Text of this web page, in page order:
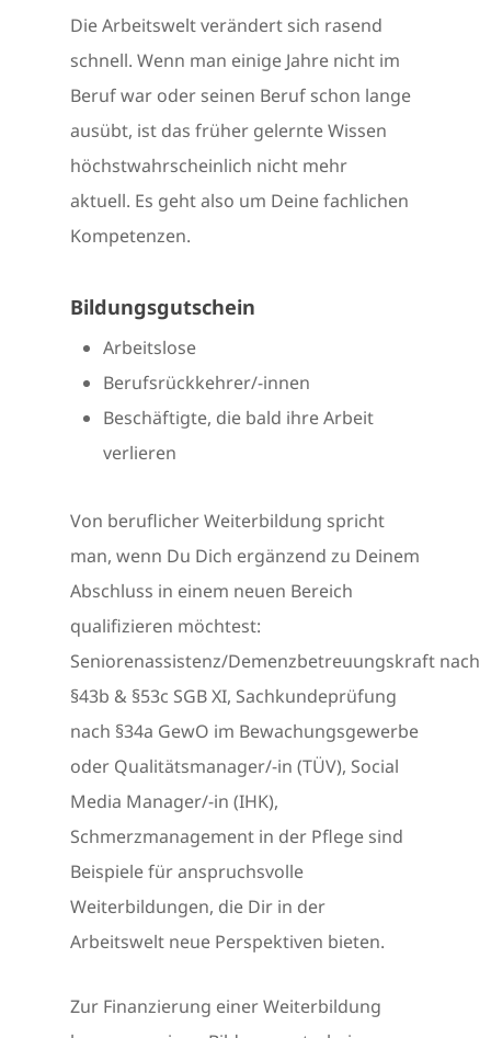
Die Arbeitswelt verändert sich rasend
schnell. Wenn man einige Jahre nicht im
Beruf war oder seinen Beruf schon lange
ausübt, ist das früher gelernte Wissen
höchstwahrscheinlich nicht mehr
aktuell. Es geht also um Deine fachlichen
Kompetenzen.
Bildungsgutschein
Arbeitslose
Berufsrückkehrer/-innen
Beschäftigte, die bald ihre Arbeit
verlieren
Von beruflicher Weiterbildung spricht
man, wenn Du Dich ergänzend zu Deinem
Abschluss in einem neuen Bereich
qualifizieren möchtest:
Seniorenassistenz/Demenzbetreuungskraft nach
§43b & §53c SGB XI, Sachkundeprüfung
nach §34a GewO im Bewachungsgewerbe
oder Qualitätsmanager/-in (TÜV), Social
Media Manager/-in (IHK),
Schmerzmanagement in der Pflege sind
Beispiele für anspruchsvolle
Weiterbildungen, die Dir in der
Arbeitswelt neue Perspektiven bieten.
Zur Finanzierung einer Weiterbildung